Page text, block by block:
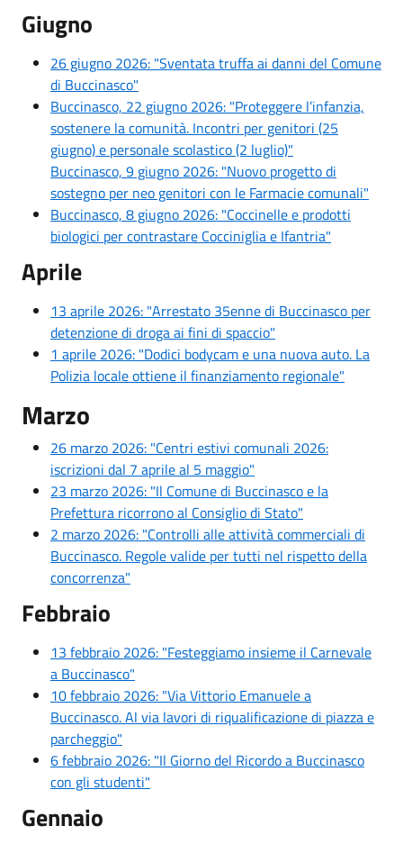
Giugno
26 giugno 2026: "Sventata truffa ai danni del Comune
di Buccinasco"
Buccinasco, 22 giugno 2026: "Proteggere l’infanzia,
sostenere la comunità. Incontri per genitori (25
giugno) e personale scolastico (2 luglio)"
Buccinasco, 9 giugno 2026: "Nuovo progetto di
sostegno per neo genitori con le Farmacie comunali"
Buccinasco, 8 giugno 2026: "Coccinelle e prodotti
biologici per contrastare Cocciniglia e Ifantria"
Aprile
13 aprile 2026: "Arrestato 35enne di Buccinasco per
detenzione di droga ai fini di spaccio"
1 aprile 2026: "Dodici bodycam e una nuova auto. La
Polizia locale ottiene il finanziamento regionale"
Marzo
26 marzo 2026: "Centri estivi comunali 2026:
iscrizioni dal 7 aprile al 5 maggio"
23 marzo 2026: "Il Comune di Buccinasco e la
Prefettura ricorrono al Consiglio di Stato"
2 marzo 2026: "Controlli alle attività commerciali di
Buccinasco. Regole valide per tutti nel rispetto della
concorrenza"
Febbraio
13 febbraio 2026: "Festeggiamo insieme il Carnevale
a Buccinasco"
10 febbraio 2026: "Via Vittorio Emanuele a
Buccinasco. Al via lavori di riqualificazione di piazza e
parcheggio"
6 febbraio 2026: "Il Giorno del Ricordo a Buccinasco
con gli studenti"
Gennaio